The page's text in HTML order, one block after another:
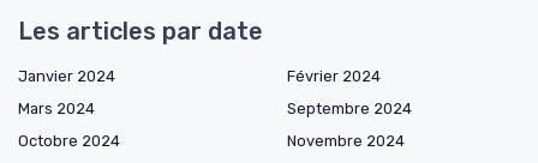
Les articles par date
Janvier 2024
Février 2024
Mars 2024
Septembre 2024
Octobre 2024
Novembre 2024